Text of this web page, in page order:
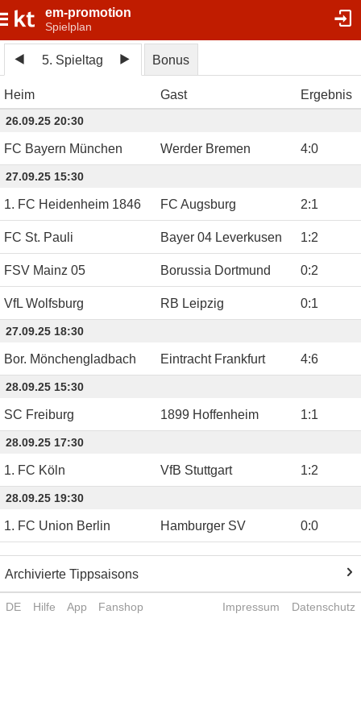
em-promotion
Spielplan
5. Spieltag Bonus
Heim Gast Ergebnis
26.09.25 20:30
FC Bayern München Werder Bremen 4:0
27.09.25 15:30
1. FC Heidenheim 1846 FC Augsburg 2:1
FC St. Pauli Bayer 04 Leverkusen 1:2
FSV Mainz 05 Borussia Dortmund 0:2
VfL Wolfsburg RB Leipzig 0:1
27.09.25 18:30
Bor. Mönchengladbach Eintracht Frankfurt 4:6
28.09.25 15:30
SC Freiburg 1899 Hoffenheim 1:1
28.09.25 17:30
1. FC Köln VfB Stuttgart 1:2
28.09.25 19:30
1. FC Union Berlin Hamburger SV 0:0
Archivierte Tippsaisons
DE Hilfe App Fanshop Impressum Datenschutz